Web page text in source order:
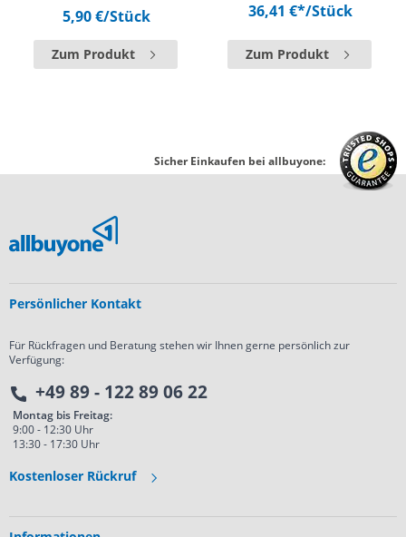
5,90 €/Stück
Zum Produkt
36,41 €*/Stück
Zum Produkt
Sicher Einkaufen bei allbuyone:
Persönlicher Kontakt
Für Rückfragen und Beratung stehen wir Ihnen gerne persönlich zur
Verfügung:
+49 89 - 122 89 06 22
Montag bis Freitag:
9:00 - 12:30 Uhr
13:30 - 17:30 Uhr
Kostenloser Rückruf